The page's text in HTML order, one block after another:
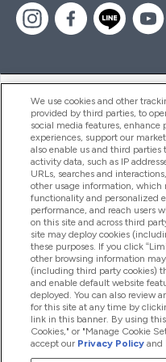
ヘルプ＆ガイド
商品について
会社概要
特典＆ポイント
2026 The Hut.com Ltd
We use cookies and other
provided by third parties, to
social media features, enhance
experiences, support our
also enable us and third parties
activity data, such as IP
URLs, searches and
other usage information, which
functionality and personalized
performance, and reach users
on this site and across third
site may deploy cookies
these purposes. If you click
other browsing information
(including third party cookies)
and enable default website
deployed. You can also review
for this site at any time by
link in this banner. By using
Cookies," or "Manage Cookie
accept our Privacy Policy and